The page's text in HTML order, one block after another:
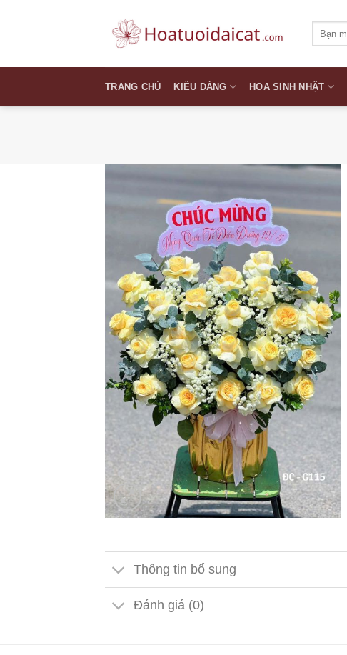
kiếm:
TRANG CHỦ KIỂU DÁNG HOA SINH NHẬT
Thông tin bổ sung
Đánh giá (0)